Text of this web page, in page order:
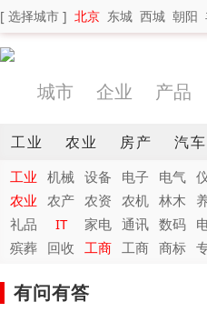
[ 选择城市 ] 北京 东城 西城 朝阳
城市 企业 产品
工业 农业 房产 汽车
工业 机械 设备 电子 电气
农业
农产 农资 农机 林木
礼品
IT 家电 通讯 数码
殡葬 回收 工商 工商 商标
有问有答